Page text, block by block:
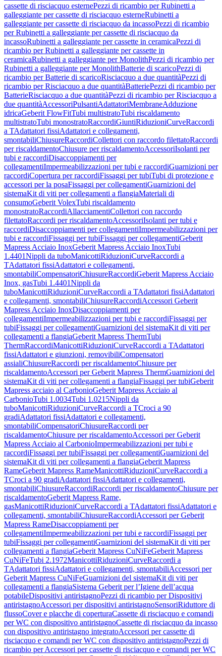
cassette di risciacquo esternePezzi di ricambio per Rubinetti a
galleggiante per cassette di risciacquo esterneRubinetti a
galleggiante per cassette di risciacquo da incassoPezzi di ricambio
per Rubinetti a galleggiante per cassette di risciacquo da
incassoRubinetti a galleggiante per cassette in ceramicaPezzi di
ricambio per Rubinetti a galleggiante per cassette in
ceramicaRubinetti a galleggiante per MonolithPezzi di ricambio per
Rubinetti a galleggiante per MonolithBatterie di scaricoPezzi di
ricambio per Batterie di scaricoRisciacquo a due quantitàPezzi di
ricambio per Risciacquo a due quantitàBatteriePezzi di ricambio per
BatterieRisciacquo a due quantitàPezzi di ricambio per Risciacquo a
due quantitàAccessoriPulsantiAdattatoriMembraneAdduzione
idricaGeberit FlowFitTubi multistratoTubi riscaldamento
multistratoTubi monostratoRaccordiGiuntiRiduzioniCurveRaccordi
a TAdattatori fissiAdattatori e collegamenti,
smontabiliChiusureRaccordiCollettori con raccordo filettatoRaccordi
per riscaldamentoChiusure per riscaldamentoAccessoriIsolanti per
tubi e raccordiDisaccoppiamenti per
collegamentiImpermeabilizzazioni per tubi e raccordiGuarnizioni per
raccordiCopertura per raccordiFissaggi per tubiTubi di protezione e
accessori per la posaFissaggi per collegamentiGuarnizioni del
sistemaKit di viti per collegamenti a flangiaMateriali di
consumoGeberit VolexTubi riscaldamento
monostratoRaccordiAllacciamentiCollettori con raccordo
filettatoRaccordi per riscaldamentoAccessoriIsolanti per tubi e
raccordiDisaccoppiamenti per collegamentiImpermeabilizzazioni per
tubi e raccordiFissaggi per tubiFissaggi per collegamentiGeberit
Mapress Acciaio InoxGeberit Mapress Acciaio InoxTubi
1.4401Nippli da tuboManicottiRiduzioniCurveRaccordi a
TAdattatori fissiAdattatori e collegamenti,
smontabiliCompensatoriChiusureRaccordiGeberit Mapress Acciaio
Inox, gasTubi 1.4401Nippli da
tuboManicottiRiduzioniCurveRaccordi a TAdattatori fissiAdattatori
e collegamenti, smontabiliChiusureRaccordiAccessori Geberit
Mapress Acciaio InoxDisaccoppiamenti per
collegamentiImpermeabilizzazioni per tubi e raccordiFissaggi per
tubiFissaggi per collegamentiGuarnizioni del sistemaKit di viti per
collegamenti a flangiaGeberit Mapress ThermTubi
ThermRaccordiManicottiRiduzioniCurveRaccordi a TAdattatori
fissiAdattatori e giunzioni, removibiliCompensatori
assialiChiusureRaccordi per riscaldamentoChiusure per
riscaldamentoAccessori per Geberit Mapress ThermGuarnizioni del
sistemaKit di viti per collegamenti a flangiaFissaggi per tubiGeberit
Mapress acciaio al CarbonioGeberit Mapress Acciaio al
CarbonioTubi 1.0034Tubi 1.0215Nippli da
tuboManicottiRiduzioniCurveRaccordi a TCroci a 90
gradiAdattatori fissiAdattatori e collegamenti,
smontabiliCompensatoriChiusureRaccordi per
riscaldamentoChiusure per riscaldamentoAccessori per Geberit
Mapress Acciaio al CarbonioImpermeabilizzazioni per tubi e
raccordiFissaggi per tubiFissaggi per collegamentiGuarnizioni del
sistemaKit di viti per collegamenti a flangiaGeberit Mapress
RameGeberit Mapress RameManicottiRiduzioniCurveRaccordi a
TCroci a 90 gradiAdattatori fissiAdattatori e collegamenti,
smontabiliChiusureRaccordiRaccordi per riscaldamentoChiusure per
riscaldamentoGeberit Mapress Rame,
gasManicottiRiduzioniCurveRaccordi a TAdattatori fissiAdattatori e
collegamenti, smontabiliChiusureRaccordiAccessori per Geberit
Mapress RameDisaccoppiamenti per
collegamentiImpermeabilizzazioni per tubi e raccordiFissaggi per
tubiFissaggi per collegamentiGuarnizioni del sistemaKit di viti per
collegamenti a flangiaGeberit Mapress CuNiFeGeberit Mapress
CuNiFeTubi 2.1972ManicottiRiduzioniCurveRaccordi a
TAdattatori fissiAdattatori e collegamenti, smontabiliAccessori per
Geberit Mapress CuNiFeGuarnizioni del sistemaKit di viti per
collegamenti a flangiaSistema Geberit per l’Igiene dell’acqua
potabileDispositivi antiristagnoPezzi di ricambio per Dispositivi
antiristagnoAccessori per dispositivi antiristagnoSensoriRiduttore di
flussoCover e placche di coperturaCassette di risciacquo e comandi
per WC con dispositivo antiristagnoCassette di risciacquo da incasso
con dispositivo antiristagno integratoAccessori per cassette di
risciacquo e comandi per WC con dispositivo antiristagnoPezzi di
ricambio per Accessori per cassette di risciacquo e comandi per WC